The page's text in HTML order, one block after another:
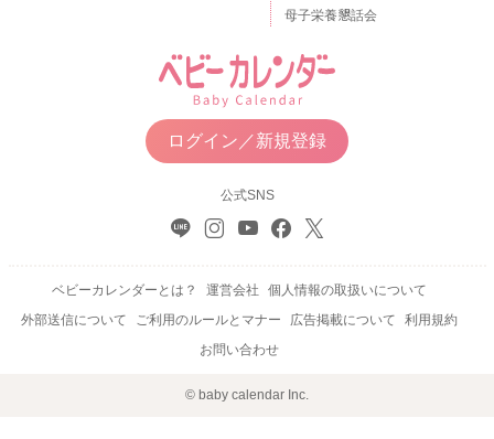
母子栄養懇話会
ログイン／新規登録
公式SNS
ベビーカレンダーとは？ 運営会社
個人情報の取扱いについて
外部送信について
ご利用のルールとマナー 広告掲載について
利用規約
お問い合わせ
© baby calendar Inc.